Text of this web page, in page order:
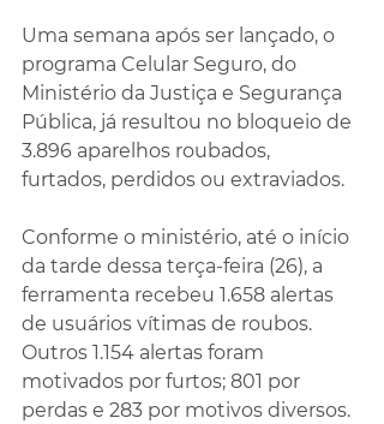
Uma semana após ser lançado, o
programa Celular Seguro, do
Ministério da Justiça e Segurança
Pública, já resultou no bloqueio de
3.896 aparelhos roubados,
furtados, perdidos ou extraviados.
Conforme o ministério, até o início
da tarde dessa terça-feira (26), a
ferramenta recebeu 1.658 alertas
de usuários vítimas de roubos.
Outros 1.154 alertas foram
motivados por furtos; 801 por
perdas e 283 por motivos diversos.